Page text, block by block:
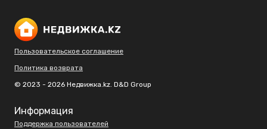
Пользовательское соглашение
Политика возврата
© 2023 - 2026 Недвижка.kz. D&D Group
Информация
Поддержка пользователей